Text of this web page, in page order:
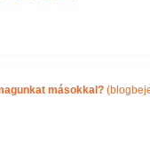
másokkal?